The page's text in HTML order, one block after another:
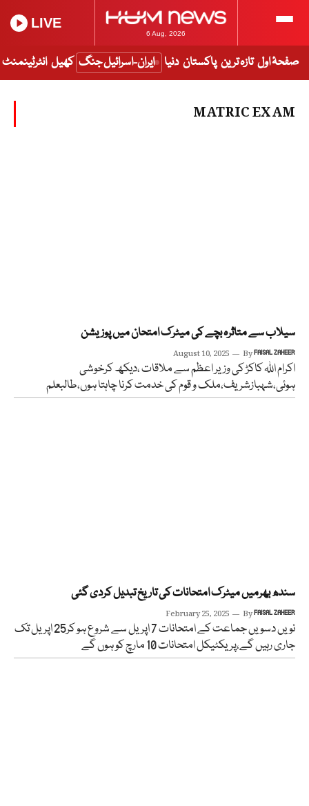
6 Aug, 2026
LIVE
صفحۂ اول تازہ ترین پاکستان دنیا ایران-اسرائیل جنگ کھیل انٹرٹینمنٹ
MATRIC EXAM
سیلاب سے متاثرہ بچے کی میٹرک امتحان میں پوزیشن
August 10, 2025 ByFAISAL ZAHEER
اکرام اللہ کاکڑ کی وزیر اعظم سے ملاقات ،دیکھ کرخوشی
ہوئی،شہبازشریف،ملک و قوم کی خدمت کرنا چاہتا ہوں،طالبعلم
سندھ بھرمیں میٹرک امتحانات کی تاریخ تبدیل کردی گئی
February 25, 2025 ByFAISAL ZAHEER
نویں دسویں جماعت کے امتحانات 7 اپریل سے شروع ہو کر25 اپریل تک
جاری رہیں گے،پریکٹیکل امتحانات 10 مارچ کو ہوں گے